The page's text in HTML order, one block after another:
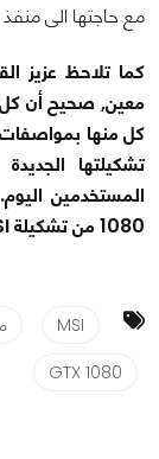
مع حاجتها الى منفذ
كما تلاحظ عزيز
معين, صحيح أن كل
تشكيلتها
1080 من تشكيلة MSI الجديدة؟ وإن كان جوابكم بنعم فما هي؟
MSI
GTX 1080